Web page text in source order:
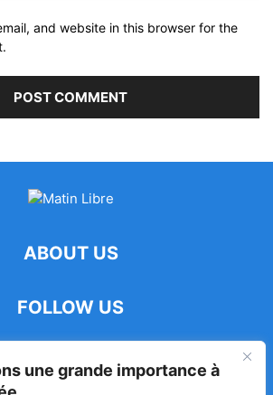
une grande importance à
and website in this browser for the
ABOUT US
FOLLOW US